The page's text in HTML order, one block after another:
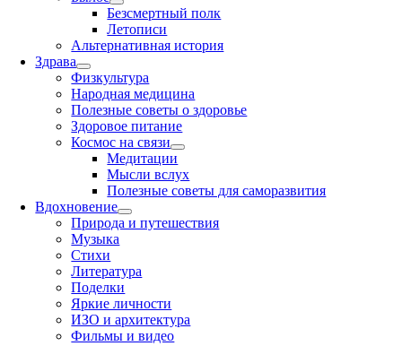
Безсмертный полк
Летописи
Альтернативная история
Здрава
Физкультура
Народная медицина
Полезные советы о здоровье
Здоровое питание
Космос на связи
Медитации
Мысли вслух
Полезные советы для саморазвития
Вдохновение
Природа и путешествия
Музыка
Стихи
Литература
Поделки
Яркие личности
ИЗО и архитектура
Фильмы и видео